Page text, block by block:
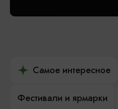
Самое интересное
Фестивали и ярмарки